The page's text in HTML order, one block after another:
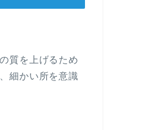
質を上げるため
細かい所を意識